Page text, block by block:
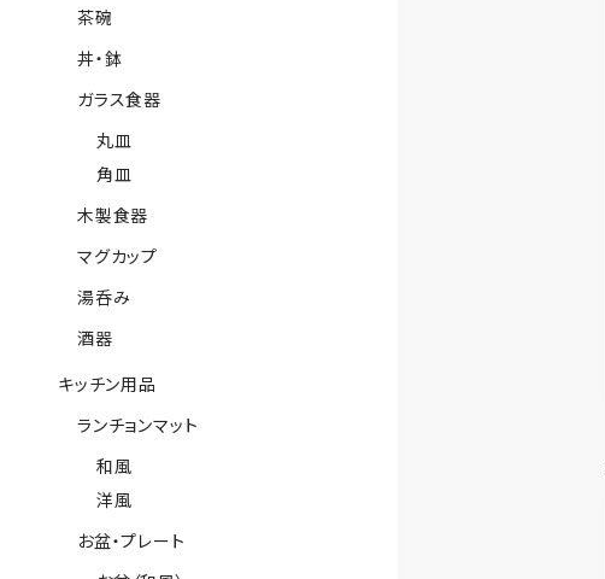
茶碗
丼・鉢
ガラス食器
丸皿
角皿
木製食器
マグカップ
湯呑み
酒器
キッチン用品
ランチョンマット
和風
洋風
お盆・プレート